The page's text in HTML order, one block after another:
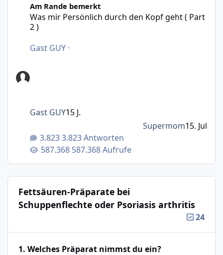
Am Rande bemerkt
Was mir Persönlich durch den Kopf geht ( Part
2 )
Gast GUY ·
3.823 Antworten
587.368 Aufrufe
Gast GUY15 J.
Supermom15. Jul
Fettsäuren-Präparate bei
Schuppenflechte oder Psoriasis arthritis
24
1. Welches Präparat nimmst du ein?